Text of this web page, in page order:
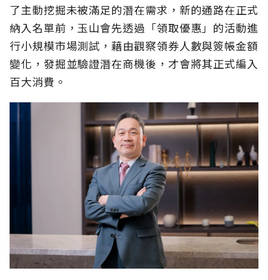
了主動挖掘未被滿足的潛在需求，新的通路在正式
納入名單前，玉山會先透過「領取優惠」的活動進
行小規模市場測試，藉由觀察領券人數與簽帳金額
變化，發掘並驗證潛在商機後，才會將其正式編入
百大消費。